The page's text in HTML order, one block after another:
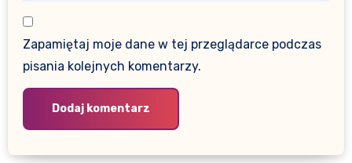
Zapamiętaj moje dane w tej przeglądarce podczas
pisania kolejnych komentarzy.